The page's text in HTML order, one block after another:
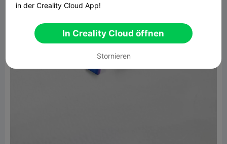
in der Creality Cloud App!
In Creality Cloud öffnen
Stornieren